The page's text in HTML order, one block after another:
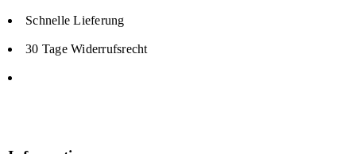
Schnelle Lieferung
30 Tage Widerrufsrecht